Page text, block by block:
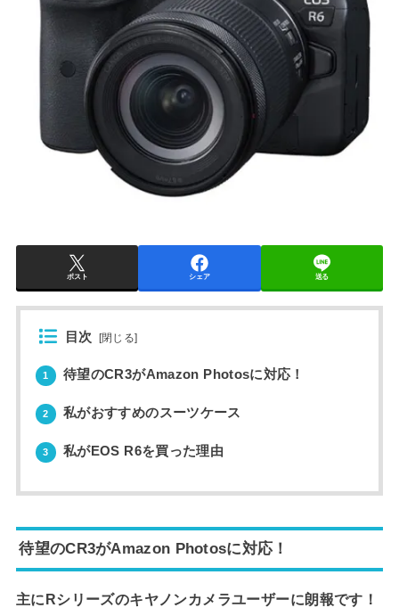
ポスト シェア 送る
目次 [閉じる]
1 待望のCR3がAmazon Photosに対応！
2 私がおすすめのスーツケース
3 私がEOS R6を買った理由
待望のCR3がAmazon Photosに対応！
主にRシリーズのキヤノンカメラユーザーに朗報です！